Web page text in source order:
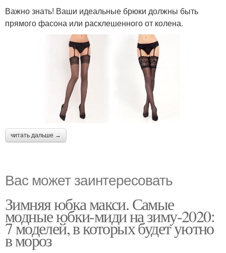
Важно знать! Ваши идеальные брюки должны быть
прямого фасона или расклешенного от колена.
читать дальше →
Вас может заинтересовать
Зимняя юбка макси. Самые
модные юбки-миди на зиму-2020:
7 моделей, в которых будет уютно
в мороз